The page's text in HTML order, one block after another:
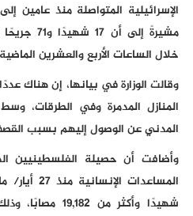
مشيرةً
خلال الساعات الأربع والعشرين
وقالت الوزارة في بيانها، إن هناك
المنازل المدمرة وفي الطرقات،
المدني عن الوصول إليهم بسبب
وأضافت أن حصيلة الفلسطينيين
شهيدًا وأكثر